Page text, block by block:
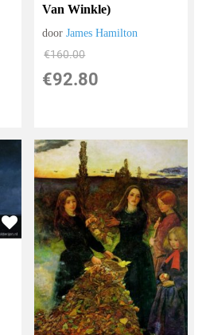
Van Winkle)
doorJames Hamilton
€160.00
€92.80